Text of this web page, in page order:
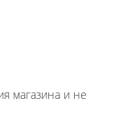
магазина и не